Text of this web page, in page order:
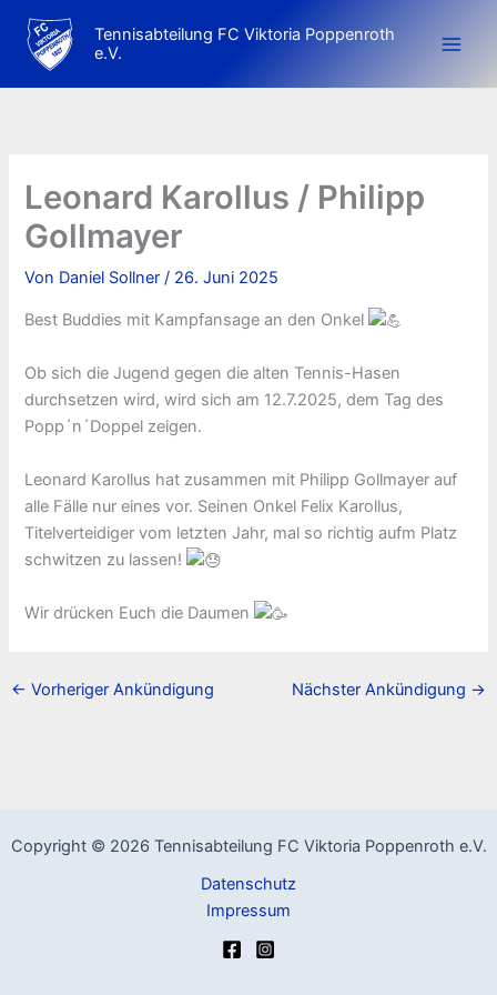
Inhalt
springen
Tennisabteilung FC Viktoria Poppenroth
e.V.
Leonard Karollus / Philipp
Gollmayer
Von Daniel Sollner/ 26. Juni 2025
Best Buddies mit Kampfansage an den Onkel
Ob sich die Jugend gegen die alten Tennis-Hasen
durchsetzen wird, wird sich am 12.7.2025, dem Tag des
Popp´n´Doppel zeigen.
Leonard Karollus hat zusammen mit Philipp Gollmayer auf
alle Fälle nur eines vor. Seinen Onkel Felix Karollus,
Titelverteidiger vom letzten Jahr, mal so richtig aufm Platz
schwitzen zu lassen!
Wir drücken Euch die Daumen
← Vorheriger Ankündigung Nächster Ankündigung →
Copyright © 2026 Tennisabteilung FC Viktoria Poppenroth e.V.
Datenschutz
Impressum